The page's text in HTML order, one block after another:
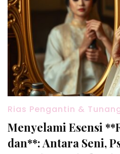
Rias Pengantin &
Menyelami Esensi
dan**: Antara Seni,